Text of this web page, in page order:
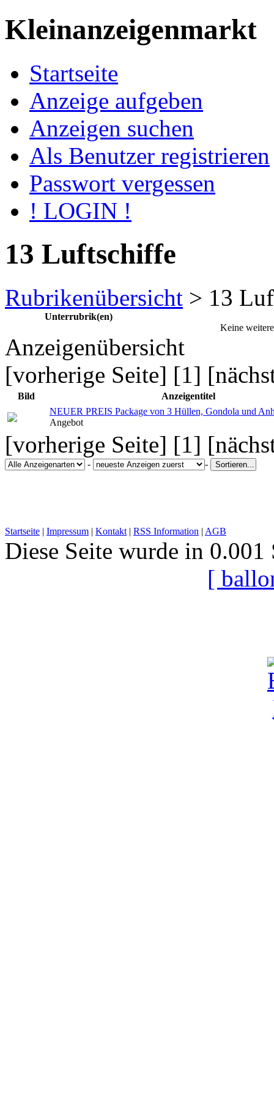
Kleinanzeigenmarkt
Startseite
Anzeige aufgeben
Anzeigen suchen
Als Benutzer registrieren
Passwort vergessen
! LOGIN !
13 Luftschiffe
Rubrikenübersicht > 13
Unterrubrik(en)
Keine
Anzeigenübersicht
[vorherige Seite] [1]
Bild
Anzeigentitel
NEUER PREIS Package von 3 Hüllen, Gondola und
Angebot
[vorherige Seite] [1]
- -
Startseite | Impressum | Kontakt | RSS Information | AGB
Diese Seite wurde in 0.001
[